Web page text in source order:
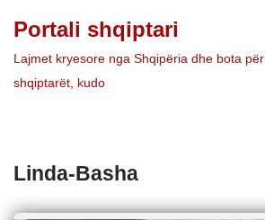
Skip
to
Portali shqiptari
Lajmet kryesore nga Shqipëria dhe bota për
shqiptarët, kudo
Linda-Basha